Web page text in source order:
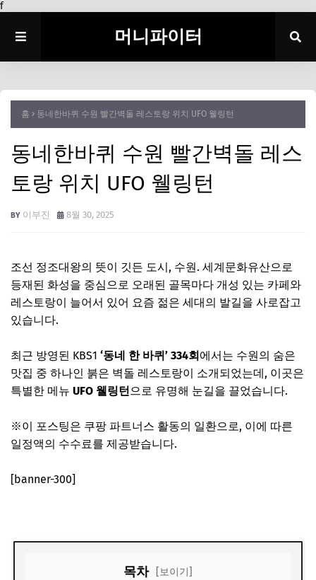
f
머니파이터
홈 동네한바퀴 수원 빨간벽돌 레스토랑 위치 UFO 웰링턴
동네한바퀴 수원 빨간벽돌 레스
토랑 위치 UFO 웰링턴
이부진 8월 30, 2025
조선 정조대왕의 뜻이 깃든 도시, 수원. 세계문화유산으로
등재된 화성을 중심으로 오래된 골목마다 개성 있는 카페와
레스토랑이 늘어서 있어 요즘 젊은 세대의 발길을 사로잡고
있습니다.
최근 방영된 KBS1 ‘동네 한 바퀴’ 334회에서는 수원의 숨은
맛집 중 하나인 붉은 벽돌 레스토랑이 소개되었는데, 이곳은
특별한 메뉴 UFO 웰링턴으로 유명해 눈길을 끌었습니다.
※이 포스팅은 쿠팡 파트너스 활동의 일환으로, 이에 따른
일정액의 수수료를 제공받습니다.
[banner-300]
목차 [보이기]